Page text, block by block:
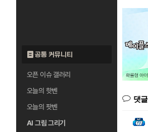
공통 커뮤니티
오픈 이슈 갤러리
오늘의 핫벤
오늘의 팟벤
AI 그림 그리기
댓글